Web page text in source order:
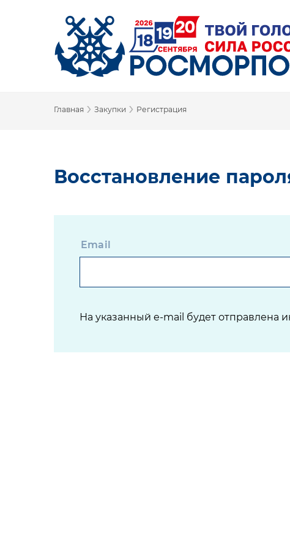
Главная › Закупки › Регистрация
Восстановление
Email
На указанный e-mail будет отправлена